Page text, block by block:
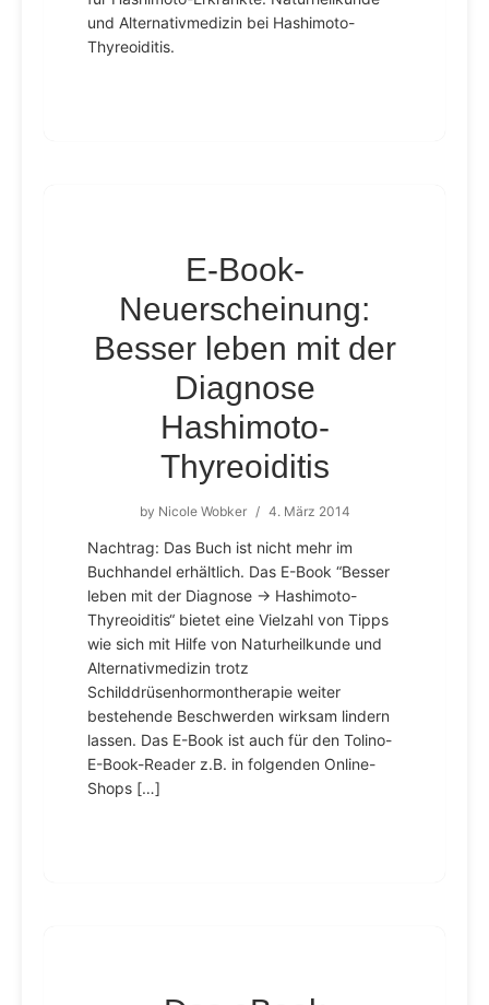
und Alternativmedizin bei Hashimoto-
Thyreoiditis.
E-Book-
Neuerscheinung:
Besser leben mit der
Diagnose
Hashimoto-
Thyreoiditis
by Nicole Wobker / 4. März 2014
Nachtrag: Das Buch ist nicht mehr im
Buchhandel erhältlich. Das E-Book “Besser
leben mit der Diagnose → Hashimoto-
Thyreoiditis“ bietet eine Vielzahl von Tipps
wie sich mit Hilfe von Naturheilkunde und
Alternativmedizin trotz
Schilddrüsenhormontherapie weiter
bestehende Beschwerden wirksam lindern
lassen. Das E-Book ist auch für den Tolino-
E-Book-Reader z.B. in folgenden Online-
Shops […]